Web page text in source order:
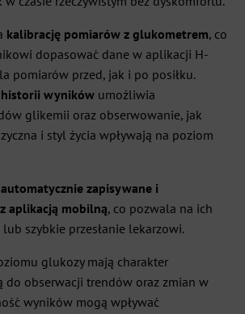
kalibrację pomiarów z glukometrem, co
dopasować dane w aplikacji H-
pomiarów przed, jak i po posiłku.
wyników umożliwia
glikemii oraz obserwowanie, jak
i styl życia wpływają na poziom
automatycznie zapisywane i
aplikacją mobilną, co pozwala na ich
szybkie przesłanie lekarzowi.
glukozy mają charakter
do obserwacji trendów oraz zmian w
wyników mogą wpływać